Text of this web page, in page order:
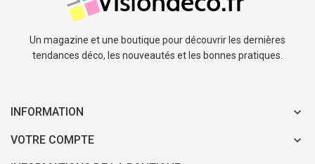
Un magazine et une boutique pour découvrir les dernières
tendances déco, les nouveautés et les bonnes pratiques.
INFORMATION
VOTRE COMPTE